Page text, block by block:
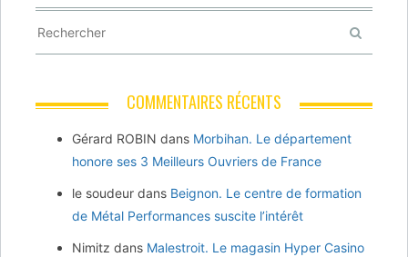
COMMENTAIRES RÉCENTS
Gérard ROBIN dans Morbihan. Le département
honore ses 3 Meilleurs Ouvriers de France
le soudeur dans Beignon. Le centre de formation
de Métal Performances suscite l’intérêt
Nimitz dans Malestroit. Le magasin Hyper Casino